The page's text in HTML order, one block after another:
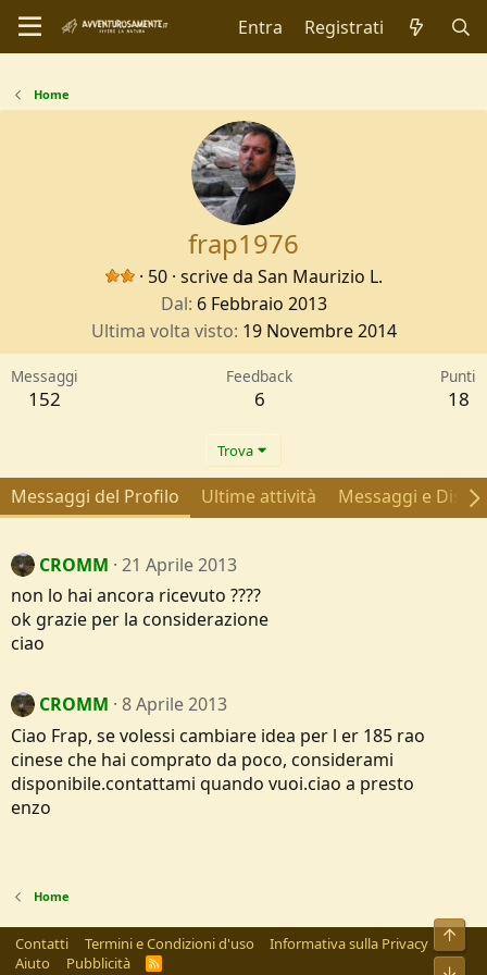
Entra Registrati
Home
frap1976
· 50 · scrive da San Maurizio L.
Dal 6 Febbraio 2013
Ultima volta visto 19 Novembre 2014
Messaggi
152
Feedback
6
Punti
18
Trova
Messaggi del Profilo Ultime attività Messaggi e
CROMM
21 Aprile 2013
non lo hai ancora ricevuto ????
ok grazie per la considerazione
ciao
CROMM
8 Aprile 2013
Ciao Frap, se volessi cambiare idea per l er 185 rao
cinese che hai comprato da poco, considerami
disponibile.contattami quando vuoi.ciao a presto
enzo
Home
Contatti Termini e Condizioni d'uso
Informativa sulla Privacy
Aiuto
Pubblicità
R
Alto